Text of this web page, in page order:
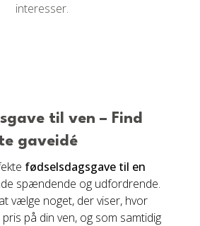
interesser.
til ven – Find
gaveidé
fødselsdagsgave til en
spændende og udfordrende.
vælge noget, der viser, hvor
på din ven, og som samtidig